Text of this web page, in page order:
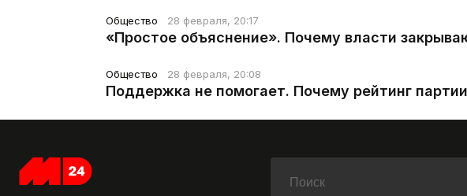
Общество 28 февраля, 20:17
«Простое объяснение». Почему власти
Общество 28 февраля, 20:08
Поддержка не помогает. Почему рейтинг